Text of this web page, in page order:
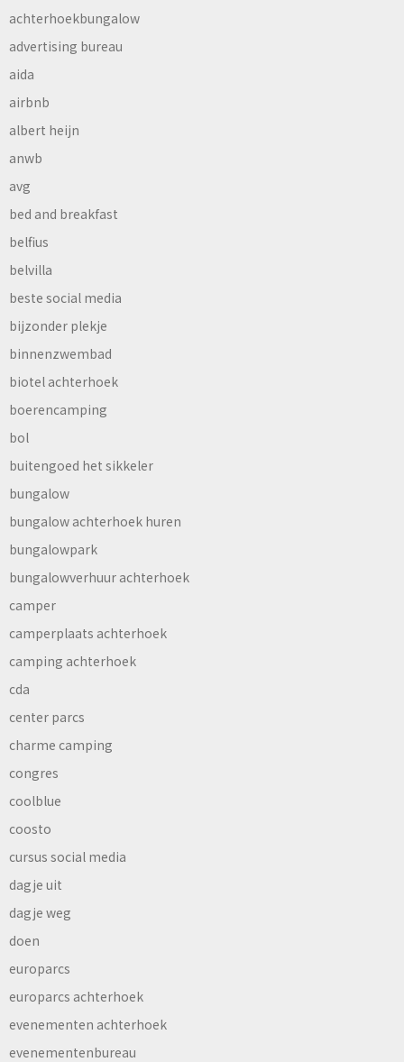
achterhoekbungalow
advertising bureau
aida
airbnb
albert heijn
anwb
avg
bed and breakfast
belfius
belvilla
beste social media
bijzonder plekje
binnenzwembad
biotel achterhoek
boerencamping
bol
buitengoed het sikkeler
bungalow
bungalow achterhoek huren
bungalowpark
bungalowverhuur achterhoek
camper
camperplaats achterhoek
camping achterhoek
cda
center parcs
charme camping
congres
coolblue
coosto
cursus social media
dagje uit
dagje weg
doen
europarcs
europarcs achterhoek
evenementen achterhoek
evenementenbureau